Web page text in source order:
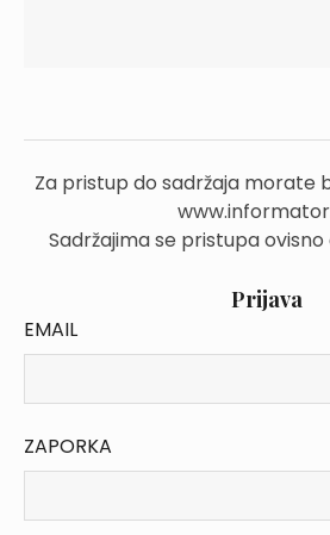
Za pristup do sadržaja morate
Sadržajima se pristupa
Prijava
EMAIL
ZAPORKA